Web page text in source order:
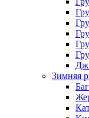
Зимняя